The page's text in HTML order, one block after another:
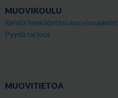
MUOVIKOULU
Kehitä henkilöstösi
Pyydä tarjous
MUOVITIETOA